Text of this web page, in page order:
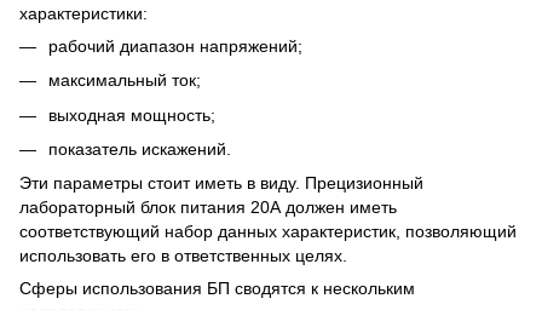
характеристики:
рабочий диапазон напряжений;
максимальный ток;
выходная мощность;
показатель искажений.
Эти параметры стоит иметь в виду. Прецизионный
лабораторный блок питания 20А должен иметь
соответствующий набор данных характеристик, позволяющий
использовать его в ответственных целях.
Сферы использования БП сводятся к нескольким